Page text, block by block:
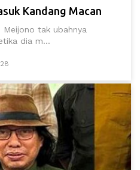
Kandang Macan
Meijono tak ubahnya
dia m...